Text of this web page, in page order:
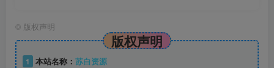
© 版权声明
版权声明
1 本站名称： 苏白资源